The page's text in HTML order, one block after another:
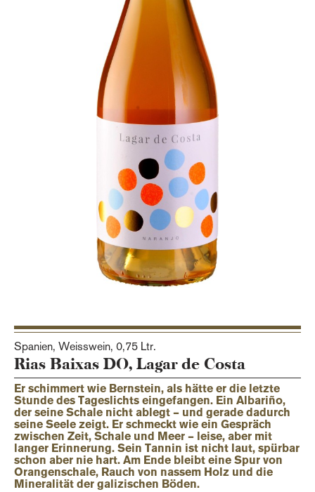
Spanien, Weisswein, 0,75 Ltr.
Rias Baixas DO, Lagar de Costa
Er schimmert wie Bernstein, als hätte er die letzte
Stunde des Tageslichts eingefangen. Ein Albariño,
der seine Schale nicht ablegt – und gerade dadurch
seine Seele zeigt. Er schmeckt wie ein Gespräch
zwischen Zeit, Schale und Meer – leise, aber mit
langer Erinnerung. Sein Tannin ist nicht laut, spürbar
schon aber nie hart. Am Ende bleibt eine Spur von
Orangenschale, Rauch von nassem Holz und die
Mineralität der galizischen Böden.